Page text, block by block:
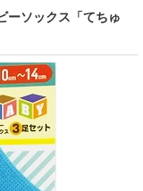
ーソックス「てちゅ